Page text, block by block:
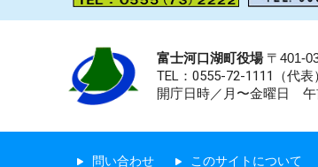
富士河口湖町役場〒401-
TEL：0555-72-1111 （代
開庁日時／月〜金曜日 午
問い合わせ このサイトについて